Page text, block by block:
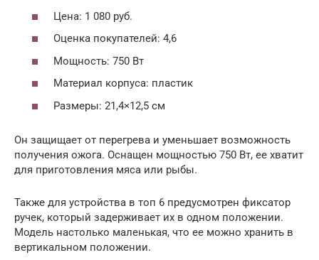
Цена: 1 080 руб.
Оценка покупателей: 4,6
Мощность: 750 Вт
Материал корпуса: пластик
Размеры: 21,4×12,5 см
Он защищает от перегрева и уменьшает возможность
получения ожога. Оснащен мощностью 750 Вт, ее хватит
для приготовления мяса или рыбы.
Также для устройства в топ 6 предусмотрен фиксатор
ручек, который задерживает их в одном положении.
Модель настолько маленькая, что ее можно хранить в
вертикальном положении.